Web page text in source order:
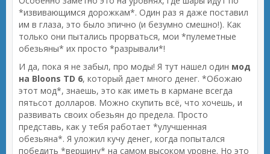
*извивающимся дорожкам*. Один раз я даже поставил
им в глаза, это было эпично (и безумно смешно!). Как
только они пытались прорваться, мои *пулеметные
обезьяны* их просто *разрывали*!
И да, пока я не забыл, про моды! Я тут нашел один мод
на Bloons TD 6, который дает много денег. *Обожаю
этот мод*, знаешь, это как иметь в кармане всегда
пятьсот долларов. Можно скупить всё, что хочешь, и
развивать своих обезьян до предела. Просто
представь, как у тебя работает *улучшенная
обезьяна*. Я уложил кучу денег, когда попытался
победить *вершину* на самом высоком уровне. Но это